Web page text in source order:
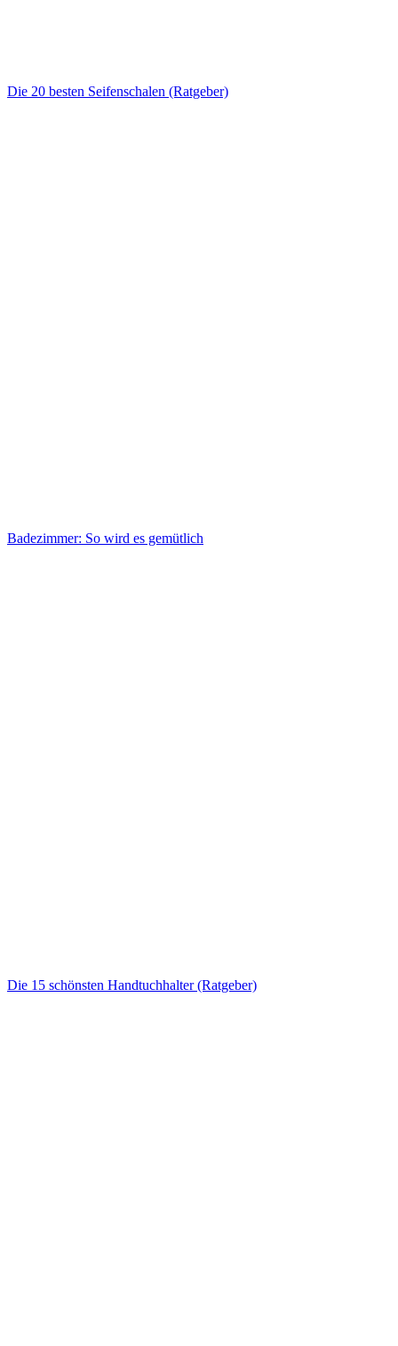
Die 20 besten Seifenschalen (Ratgeber)
Badezimmer: So wird es gemütlich
Die 15 schönsten Handtuchhalter (Ratgeber)